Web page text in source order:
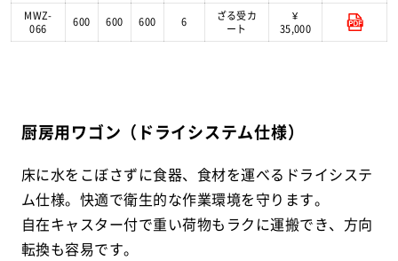
MWZ-
066
600 600 600 6
ざる受カ
ート
¥
35,000
厨房用ワゴン（ドライシステム仕様）
床に水をこぼさずに食器、食材を運べるドライシステ
ム仕様。快適で衛生的な作業環境を守ります。
自在キャスター付で重い荷物もラクに運搬でき、方向
転換も容易です。